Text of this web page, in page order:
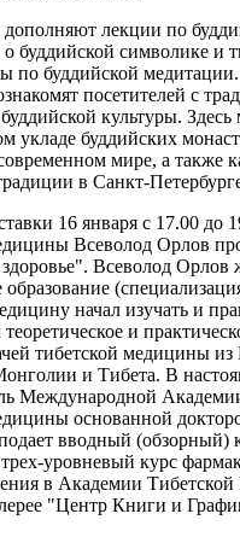
лекции по
о буддийской символике и
по буддийской
посетителей с
культуры. Здесь
укладе буддийских
мире, а также
в Санкт-
16 января с 17.00 до
Всеволод Орлов
Всеволод Орлов
начал изучать и
и
тибетской медицины из
и Тибета. В
Международной
основанной
вводный (обзорный)
уровневый курс
в Академии
"Центр Книги и